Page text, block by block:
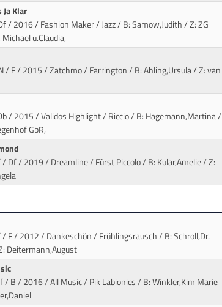
Klar
/ 2016 / Fashion Maker / Jazz/ B: Samow,Judith / Z: ZG
u.Claudia,
/ F / 2015 / Zatchmo / Farrington/ B: Ahling,Ursula / Z: van
/ 2015 / Validos Highlight / Riccio/ B: Hagemann,Martina /
GbR,
Df / 2019 / Dreamline / Fürst Piccolo/ B: Kular,Amelie / Z:
F / 2012 / Dankeschön / Frühlingsrausch/ B: Schroll,Dr.
Deitermann,August
/ B / 2016 / All Music / Pik Labionics/ B: Winkler,Kim Marie